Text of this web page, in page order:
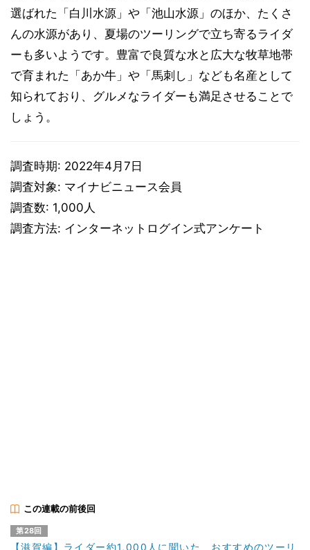
選ばれた「白川水源」や「池山水源」のほか、たくさ
んの水源があり、夏場のツーリングで立ち寄るライダ
ーも多いようです。豊富で良質な水と広大な牧草地帯
で育まれた「あか牛」や「馬刺し」なども名産として
知られており、グルメなライダーも満足させることで
しょう。
調査時期: 2022年4月7日
調査対象: マイナビニュース会員
調査数: 1,000人
調査方法: インターネットログイン式アンケート
この連載の前後回
第28回
【滋賀編】ライダー約1,000人に聞いた、おすすめのツーリ